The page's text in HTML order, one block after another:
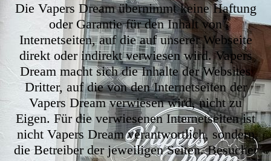
Die Vapers Dream übernimmt keine Haftung
oder Garantie für den Inhalt von
Internetseiten, auf die auf unserer Webseite
direkt oder indirekt verwiesen wird. Vapers
Dream macht sich die Inhalte der Websites
Dritter, auf die von den Internetseiten der
Vapers Dream verwiesen wird, nicht zu
Eigen. Für die verwiesenen Internetseiten ist
nicht Vapers Dream verantwortlich, sondern
die Betreiber der jeweiligen Seiten. Besucher